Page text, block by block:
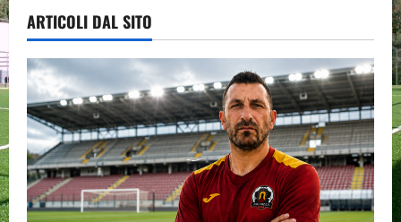
ARTICOLI DAL SITO